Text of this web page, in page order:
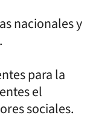
nacionales y
para la
el
sociales.